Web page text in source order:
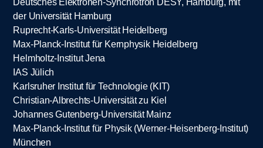
der Universität Hamburg
Ruprecht-Karls-Universität Heidelberg
Max-Planck-Institut für Kernphysik Heidelberg
Helmholtz-Institut Jena
IAS Jülich
Karlsruher Institut für Technologie (KIT)
Christian-Albrechts-Universität zu Kiel
Johannes Gutenberg-Universität Mainz
Max-Planck-Institut für Physik (Werner-Heisenberg-Institut)
München